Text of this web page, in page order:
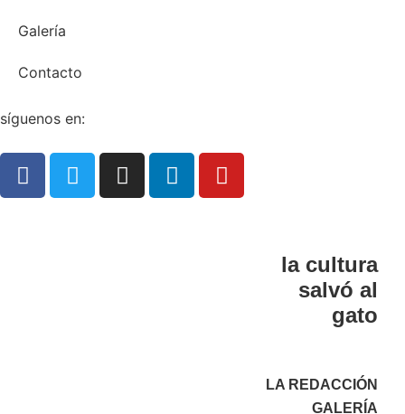
Galería
Contacto
síguenos en:
la cultura
salvó al
gato
LA REDACCIÓN
GALERÍA